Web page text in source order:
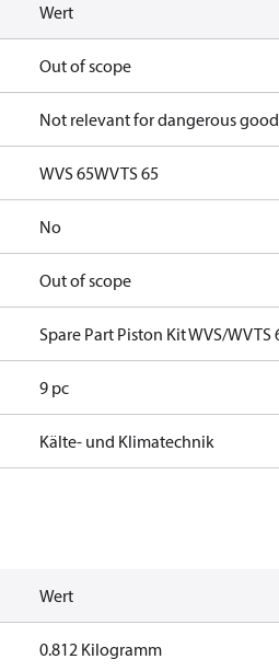
Wert
Out of scope
Not relevant for dangerous
WVS 65WVTS 65
No
Out of scope
Spare Part Piston Kit WVS/WVTS
9 pc
Kälte- und Klimatechnik
Wert
0.812 Kilogramm